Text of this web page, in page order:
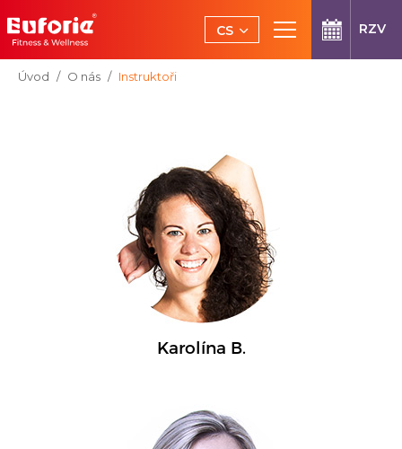
Přeskočit na hlavní obsah
CS
EN
RZV
Jsi tady:
Úvod O nás Instruktoři